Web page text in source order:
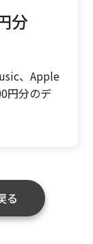
分
、Apple
円分のデ
る